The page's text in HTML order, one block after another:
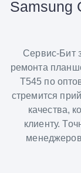
Samsung
Сервис-Бит
ремонта
T545 по
стремится
качества,
клиенту.